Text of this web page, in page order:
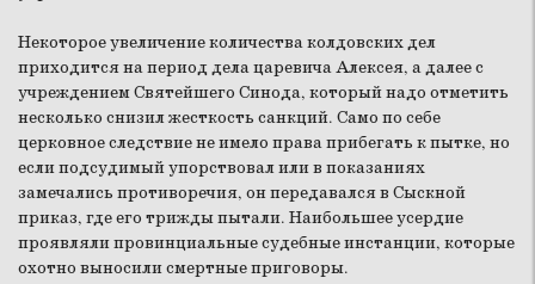
Некоторое увеличение количества колдовских дел
приходится на период дела царевича Алексея, а далее с
учреждением Святейшего Синода, который надо отметить
несколько снизил жесткость санкций. Само по себе
церковное следствие не имело права прибегать к пытке, но
если подсудимый упорствовал или в показаниях
замечались противоречия, он передавался в Сыскной
приказ, где его трижды пытали. Наибольшее усердие
проявляли провинциальные судебные инстанции, которые
охотно выносили смертные приговоры.